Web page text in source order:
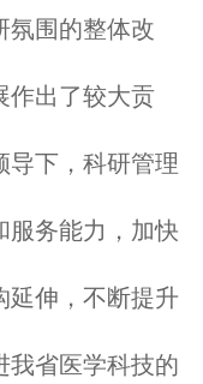
氛围的整体改
作出了较大贡
导下，科研管理
服务能力，加快
延伸，不断提升
我省医学科技的